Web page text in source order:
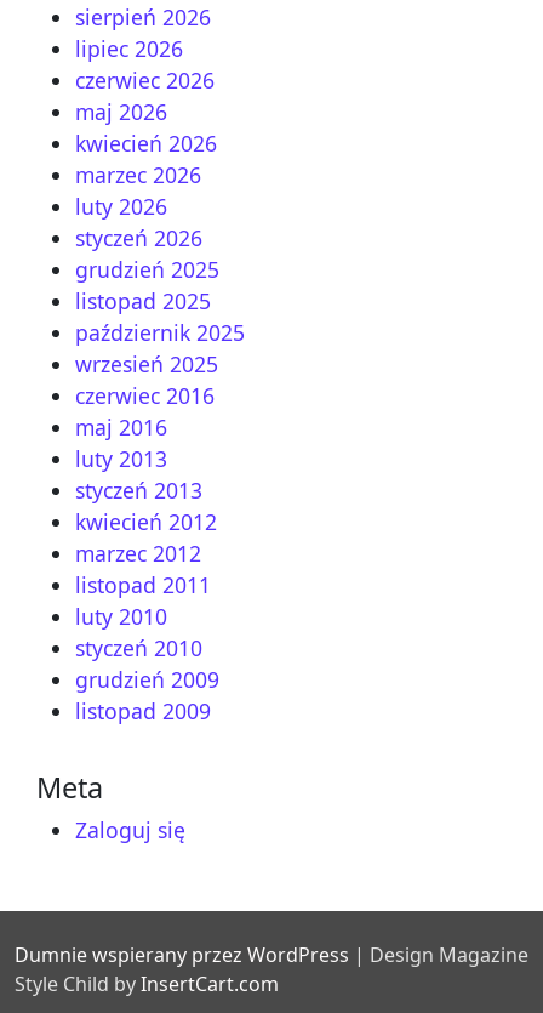
sierpień 2026
lipiec 2026
czerwiec 2026
maj 2026
kwiecień 2026
marzec 2026
luty 2026
styczeń 2026
grudzień 2025
listopad 2025
październik 2025
wrzesień 2025
czerwiec 2016
maj 2016
luty 2013
styczeń 2013
kwiecień 2012
marzec 2012
listopad 2011
luty 2010
styczeń 2010
grudzień 2009
listopad 2009
Meta
Zaloguj się
Dumnie wspierany przez WordPress | Design Magazine
Style Child byInsertCart.com